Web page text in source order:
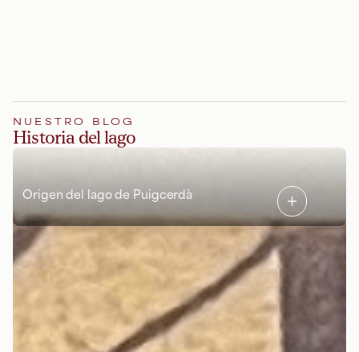
NUESTRO BLOG
Historia del lago
Origen del lago de Puigcerdà